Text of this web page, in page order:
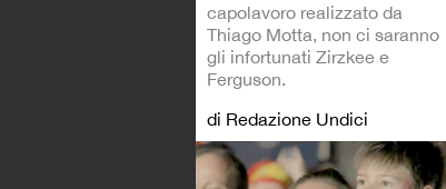
capolavoro realizzato da
Thiago Motta, non ci saranno
gli infortunati Zirzkee e
Ferguson.
di Redazione Undici